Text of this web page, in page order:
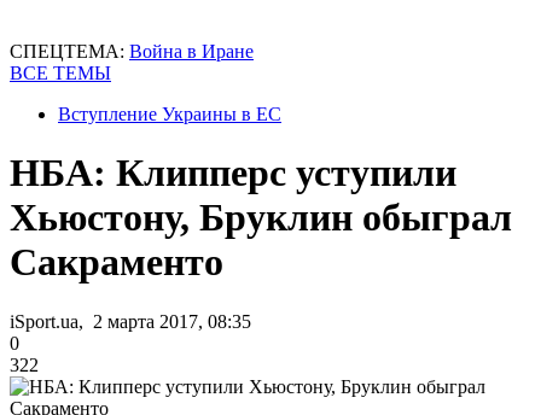
СПЕЦТЕМА: Война в Иране
ВСЕ ТЕМЫ
Вступление Украины в ЕС
НБА: Клипперс уступили
Хьюстону, Бруклин обыграл
Сакраменто
iSport.ua, 2 марта 2017, 08:35
0
322